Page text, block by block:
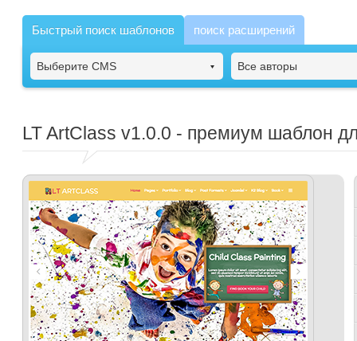
Быстрый поиск шаблонов поиск расширений
Выберите CMS Все авторы
LT ArtClass v1.0.0 - премиум шаблон